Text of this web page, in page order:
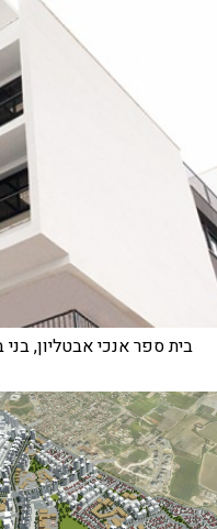
בית ספר אנכי אבטליון, בני